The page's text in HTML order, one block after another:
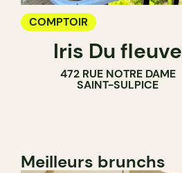
COMPTOIR
Iris Du fleuve
472 RUE NOTRE DAME
SAINT-SULPICE
Meilleurs brunchs